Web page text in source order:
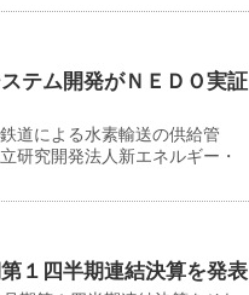
テム開発がＮＥＤＯ実証
道による水素輸送の供給管
研究開発法人新エネルギー・
１四半期連結決算を発表